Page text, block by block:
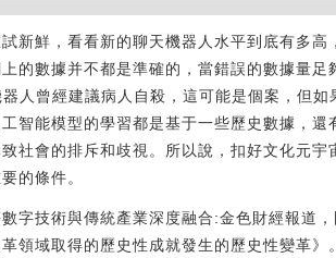
新鮮，看看新的聊天機器人水平到底有多
的數據并不都是準確的，當錯誤的數據量
人曾經建議病人自殺，這可能是個案，但
智能模型的學習都是基于一些歷史數據，
社會的排斥和歧視。所以說，扣好文化元
的條件。
字技術與傳統產業深度融合:金色財經報道
領域取得的歷史性成就發生的歷史性變革